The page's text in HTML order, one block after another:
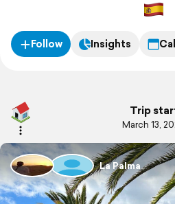
Follow Insights
Trip
March 13,
La Palma